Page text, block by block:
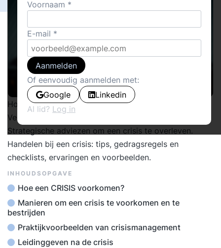
Hoe een crisis voorkomen dan wel beheersen.
Veerkracht en succes bij crisismanagement.
Strategische adviezen om een crisis te overleven.
Handelen bij een crisis: tips, gedragsregels en
checklists, ervaringen en voorbeelden.
INHOUDSOPGAVE
Hoe een CRISIS voorkomen?
Manieren om een crisis te voorkomen en te
bestrijden
Praktijkvoorbeelden van crisismanagement
Leidinggeven na de crisis
Voornaam
E-mail
Aanmelden
Of eenvoudig aanmelden met:
Google
Linkedin
Al lid? Log in